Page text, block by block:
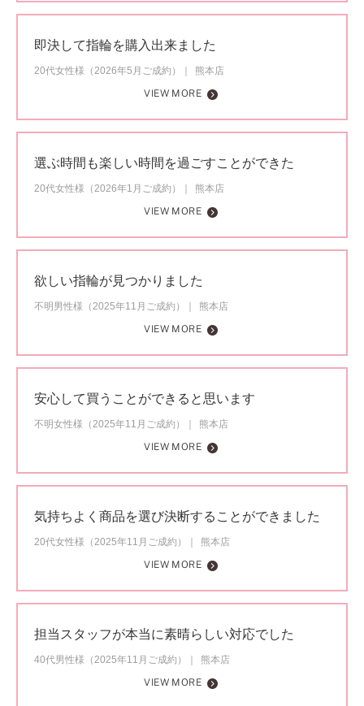
即決して指輪を購入出来ました
20代女性様（2026年5月ご成約）
熊本店
VIEW MORE
選ぶ時間も楽しい時間を過ごすことができた
20代女性様（2026年1月ご成約）
熊本店
VIEW MORE
欲しい指輪が見つかりました
不明男性様（2025年11月ご成約）
熊本店
VIEW MORE
安心して買うことができると思います
不明女性様（2025年11月ご成約）
熊本店
VIEW MORE
気持ちよく商品を選び決断することができました
20代女性様（2025年11月ご成約）
熊本店
VIEW MORE
担当スタッフが本当に素晴らしい対応でした
40代男性様（2025年11月ご成約）
熊本店
VIEW MORE